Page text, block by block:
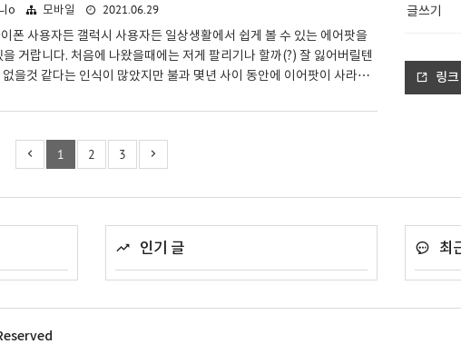
는데 그 방법에 대해서 간략하게 설명을 드리도록 하겠습니다. 용량 확
위해서 설정탭에 먼저 접속해 준답니다. 일반탭에 들어가신 후 화면 중
o 모바일
2021.06.29
폰 사용자든 갤럭시 사용자든 일상생활에서 쉽게 볼 수 있는 에어팟을
을 거랍니다. 처음에 나왔을때에는 저게 팔리기나 할까(?) 잘 잃어버릴텐
을것 같다는 인식이 많았지만 불과 몇년 사이 동안에 이어팟이 사라지
여러 버전이 지속적으로 업그레이드 나오면서 이제는 끊이 있는 이어팟
시는 분들이 계실건데 에어팟 이름 바꾸기도 가능해서 여러분들이 원하는
는 연결되어 있는 아이폰 설정에서 이름을 바꿀 수가 있답니다. 에어팟
1 2 3
글쓰기
링크
인기 글 최